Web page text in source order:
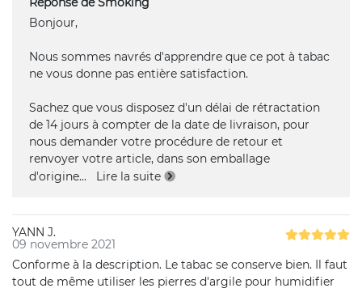
Bonjour,
Nous sommes navrés d'apprendre que ce pot à tabac
ne vous donne pas entière satisfaction.
Sachez que vous disposez d'un délai de rétractation
de 14 jours à compter de la date de livraison, pour
nous demander votre procédure de retour et
renvoyer votre article, dans son emballage
d'origine... Lire la suite
YANN J.
09 novembre 2021
Conforme à la description. Le tabac se conserve bien. Il faut
tout de même utiliser les pierres d'argile pour humidifier